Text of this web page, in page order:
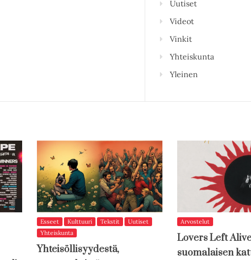
Uutiset
Videot
Vinkit
Yhteiskunta
Yleinen
Esseet Kulttuuri Tekstit
Uutiset
Yhteiskunta
Yhteisöllisyydestä,
Arvostelut
Lovers Left
suomalaisen